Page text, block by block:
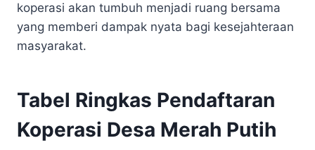
koperasi akan tumbuh menjadi ruang bersama
yang memberi dampak nyata bagi kesejahteraan
masyarakat.
Tabel Ringkas Pendaftaran
Koperasi Desa Merah Putih